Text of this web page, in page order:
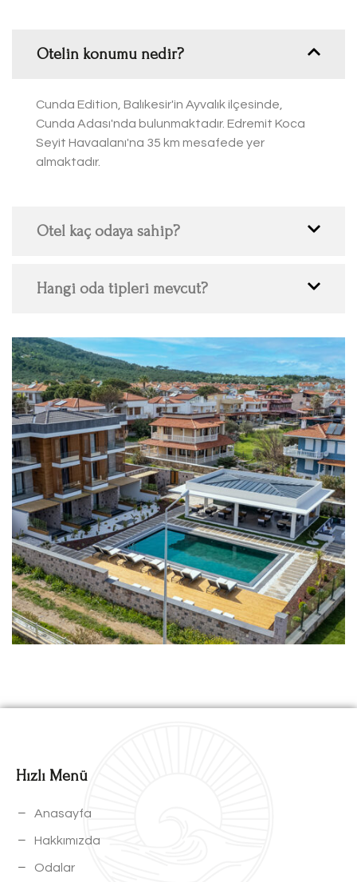
Otelin konumu nedir?
Cunda Edition, Balıkesir'in Ayvalık ilçesinde,
Cunda Adası'nda bulunmaktadır. Edremit Koca
Seyit Havaalanı'na 35 km mesafede yer
almaktadır.
Otel kaç odaya sahip?
Hangi oda tipleri mevcut?
Hızlı Menü
Anasayfa
Hakkımızda
Odalar